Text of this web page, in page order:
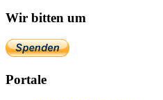
Wir bitten um
Portale